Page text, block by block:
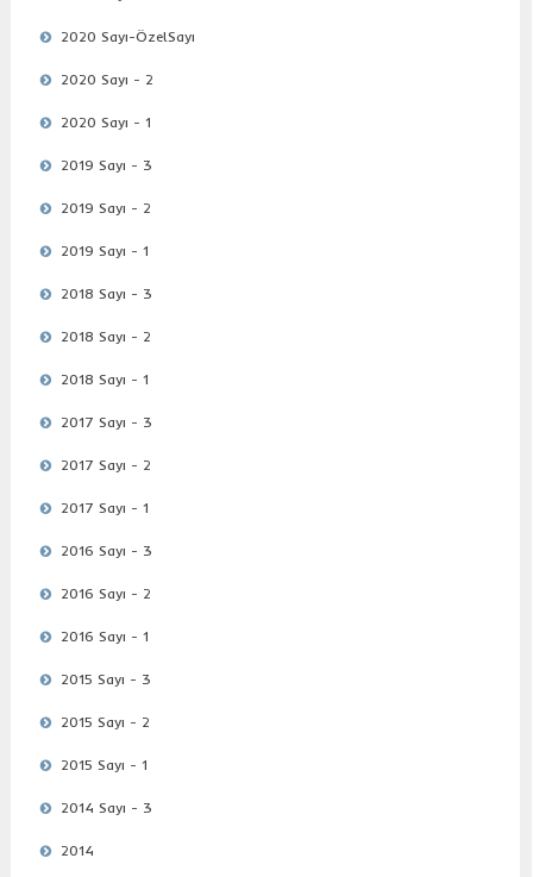
2020 Sayı-ÖzelSayı
2020 Sayı - 2
2020 Sayı - 1
2019 Sayı - 3
2019 Sayı - 2
2019 Sayı - 1
2018 Sayı - 3
2018 Sayı - 2
2018 Sayı - 1
2017 Sayı - 3
2017 Sayı - 2
2017 Sayı - 1
2016 Sayı - 3
2016 Sayı - 2
2016 Sayı - 1
2015 Sayı - 3
2015 Sayı - 2
2015 Sayı - 1
2014 Sayı - 3
2014